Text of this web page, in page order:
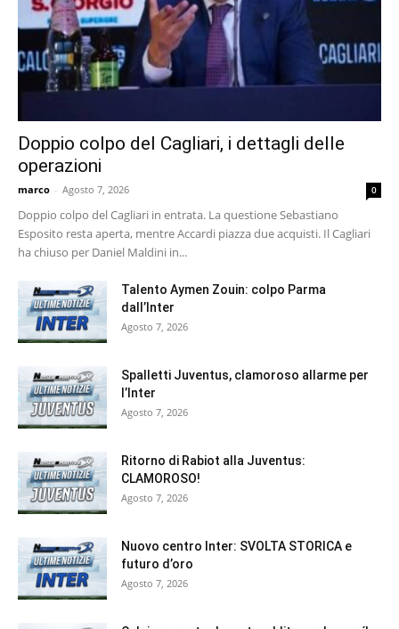
Doppio colpo del Cagliari, i dettagli delle
operazioni
marco - Agosto 7, 2026 0
Doppio colpo del Cagliari in entrata. La questione Sebastiano
Esposito resta aperta, mentre Accardi piazza due acquisti. Il Cagliari
ha chiuso per Daniel Maldini in...
Talento Aymen Zouin: colpo Parma
dall’Inter
Agosto 7, 2026
Spalletti Juventus, clamoroso allarme per
l’Inter
Agosto 7, 2026
Ritorno di Rabiot alla Juventus:
CLAMOROSO!
Agosto 7, 2026
Nuovo centro Inter: SVOLTA STORICA e
futuro d’oro
Agosto 7, 2026